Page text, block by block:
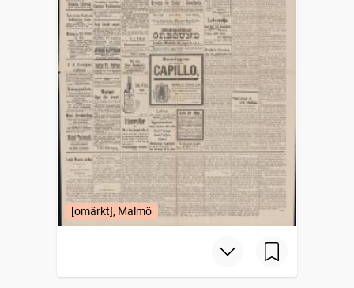
[omärkt], Malmö